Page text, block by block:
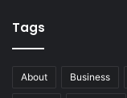
Tags
About Business